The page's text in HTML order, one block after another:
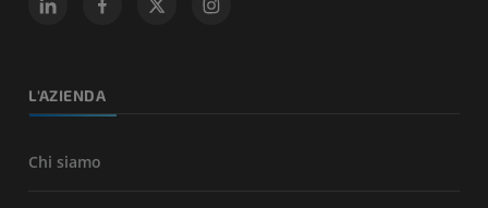
L'AZIENDA
Chi siamo